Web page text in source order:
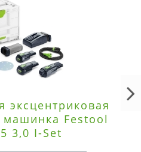
эксцентриковая
Festool
3,0 I-Set